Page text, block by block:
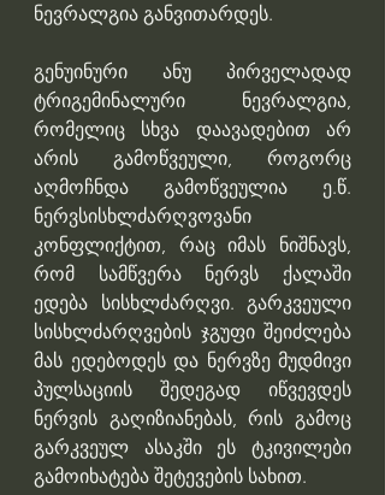
ნევრალგია განვითარდეს.
გენუინური ანუ პირველადად
ტრიგემინალური ნევრალგია,
რომელიც სხვა დაავადებით არ
არის გამოწვეული, როგორც
აღმოჩნდა გამოწვეულია ე.წ.
ნერვსისხლძარღვოვანი
კონფლიქტით, რაც იმას ნიშნავს,
რომ სამწვერა ნერვს ქალაში
ედება სისხლძარღვი. გარკვეული
სისხლძარღვების ჯგუფი შეიძლება
მას ედებოდეს და ნერვზე მუდმივი
პულსაციის შედეგად იწვევდეს
ნერვის გაღიზიანებას, რის გამოც
გარკვეულ ასაკში ეს ტკივილები
გამოიხატება შეტევების სახით.